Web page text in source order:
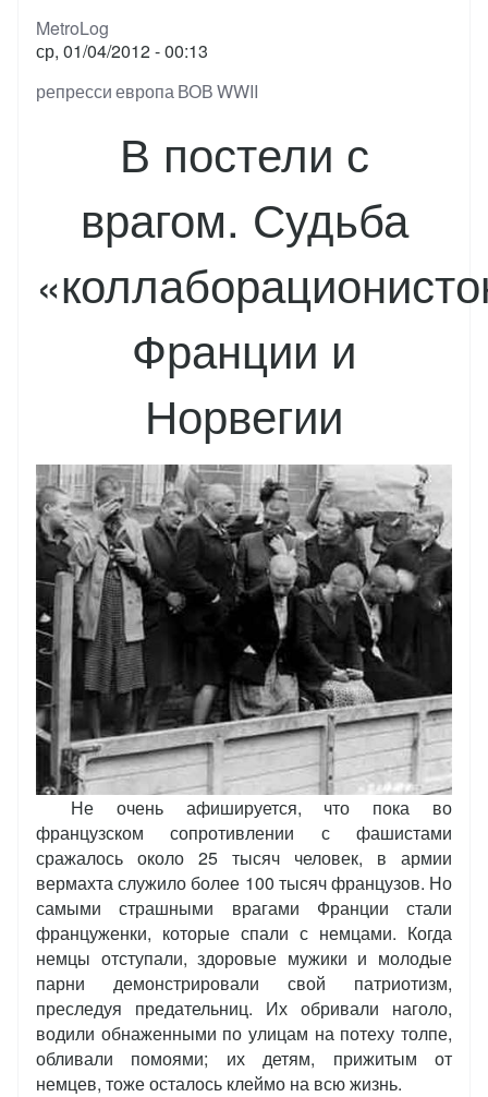
MetroLog
ср, 01/04/2012 - 00:13
Тэги
репрессиевропаВОВWWII
В постели с
врагом. Судьба
Франции и
Норвегии
Не очень афишируется, что пока во
французском сопротивлении с фашистами
сражалось около 25 тысяч человек, в армии
вермахта служило более 100 тысяч французов. Но
самыми страшными врагами Франции стали
француженки, которые спали с немцами. Когда
немцы отступали, здоровые мужики и молодые
парни демонстрировали свой патриотизм,
преследуя предательниц. Их обривали наголо,
водили обнаженными по улицам на потеху толпе,
обливали помоями; их детям, прижитым от
немцев, тоже осталось клеймо на всю жизнь.